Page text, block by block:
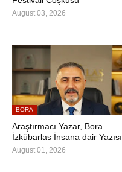
August 03, 2026
BORA
Araştırmacı Yazar, Bora
İzkübarlas İnsana dair Yazısı
August 01, 2026